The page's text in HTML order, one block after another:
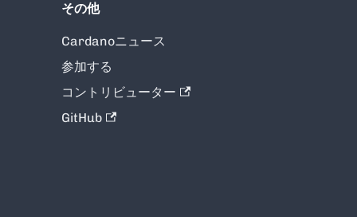
その他
Cardanoニュース
参加する
コントリビューター
GitHub